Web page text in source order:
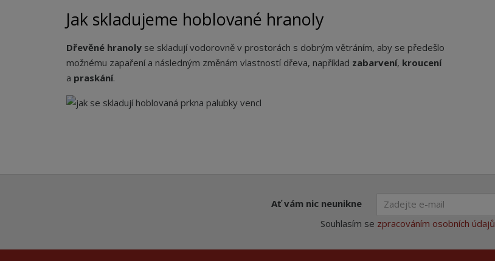
Jak skladujeme hoblované hranoly
Dřevěné hranoly se skladují vodorovně v prostorách s dobrým větráním, aby se předešlo
možnému zapaření a následným změnám vlastností dřeva, například zabarvení, kroucení
a praskání.
Ať vám nic neunikne
Souhlasím se zpracováním osobních údajů